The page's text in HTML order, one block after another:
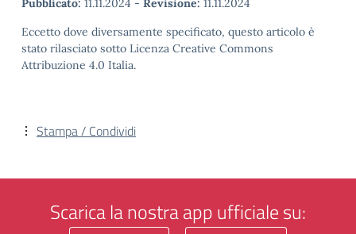
Pubblicato: 11.11.2024 - Revisione: 11.11.2024
Eccetto dove diversamente specificato, questo articolo è
stato rilasciato sotto Licenza Creative Commons
Attribuzione 4.0 Italia.
Stampa / Condividi
Scarica la nostra app ufficiale su: